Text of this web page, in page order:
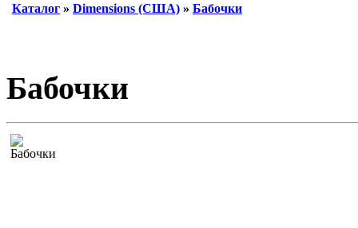
Каталог » Dimensions (США) » Бабочки
Бабочки